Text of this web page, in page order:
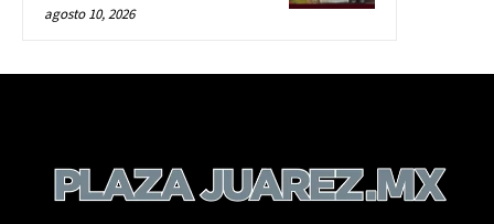
agosto 10, 2026